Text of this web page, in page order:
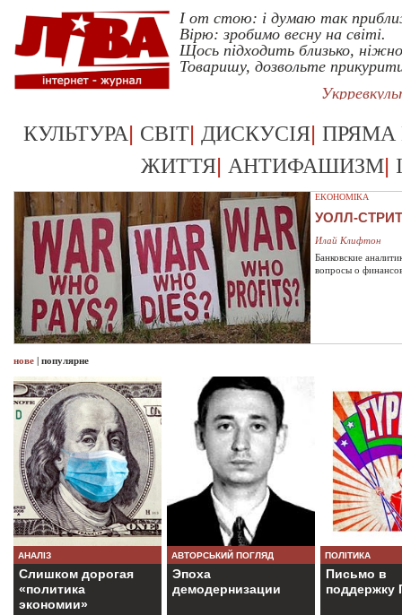
I от стою: i думаю так
Вiрю: зробимо весну на свiтi.
Щось пiдходить близько,
Товаришу, дозвольте
КУЛЬТУРА| СВІТ| ДИСКУСІЯ| ПРЯМА
ЖИТТЯ| АНТИФАШИЗМ|
ЕКОНОМІКА
УОЛЛ-
Илай Клифтон
Банковские
вопросы о
нове | популярне
АНАЛІЗ
Слишком дорогая
«политика
экономии»
АВТОРСЬКИЙ ПОГЛЯД
Эпоха
демодернизации
ПОЛІТИКА
Письмо в
поддержку